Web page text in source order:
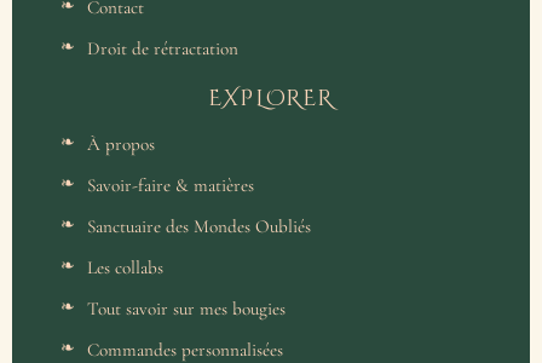
Contact
Droit de rétractation
EXPLORER
À propos
Savoir-faire & matières
Sanctuaire des Mondes Oubliés
Les collabs
Tout savoir sur mes bougies
Commandes personnalisées